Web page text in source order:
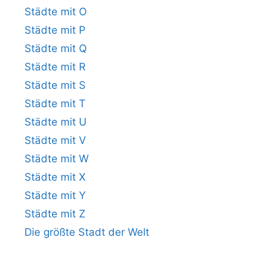
Städte mit O
Städte mit P
Städte mit Q
Städte mit R
Städte mit S
Städte mit T
Städte mit U
Städte mit V
Städte mit W
Städte mit X
Städte mit Y
Städte mit Z
Die größte Stadt der Welt